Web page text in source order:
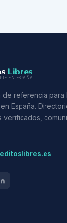
Libres
EN ESPAÑA
de referencia para
España.
verificados,